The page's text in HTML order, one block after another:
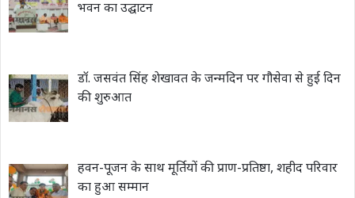
भवन का उद्घाटन
डॉ. जसवंत सिंह शेखावत के जन्मदिन पर गौसेवा से हुई दिन
की शुरुआत
हवन-पूजन के साथ मूर्तियों की प्राण-प्रतिष्ठा, शहीद परिवार
का हुआ सम्मान